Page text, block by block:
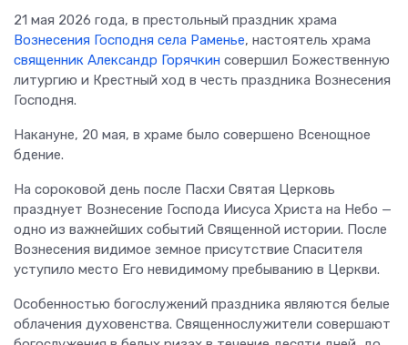
21 мая 2026 года, в престольный праздник храма
Вознесения Господня села Раменье, настоятель храма
священник Александр Горячкин совершил Божественную
литургию и Крестный ход в честь праздника Вознесения
Господня.
Накануне, 20 мая, в храме было совершено Всенощное
бдение.
На сороковой день после Пасхи Святая Церковь
празднует Вознесение Господа Иисуса Христа на Небо —
одно из важнейших событий Священной истории. После
Вознесения видимое земное присутствие Спасителя
уступило место Его невидимому пребыванию в Церкви.
Особенностью богослужений праздника являются белые
облачения духовенства. Священнослужители совершают